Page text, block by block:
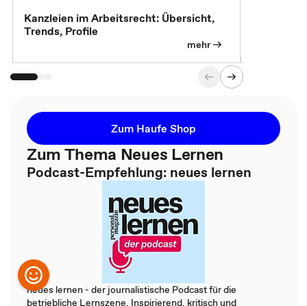
Kanzleien im Arbeitsrecht: Übersicht,
Trends, Profile
mehr
Zum Haufe Shop
Zum Thema Neues Lernen
Podcast-Empfehlung: neues lernen
neues lernen - der journalistische Podcast für die
betriebliche Lernszene. Inspirierend, kritisch und